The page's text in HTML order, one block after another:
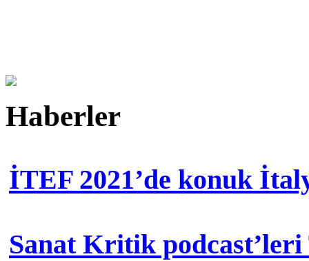
Haberler
İTEF 2021’de konuk
Sanat Kritik podcast’leri